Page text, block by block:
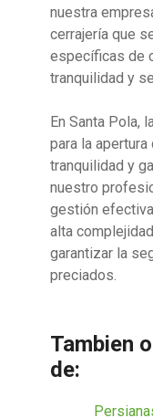
nuestra
cerrajería que
específicas de
tranquilidad y
En Santa Pola,
para la
tranquilidad y
nuestro
gestión
alta
garantizar la
preciados.
Tambien
de: